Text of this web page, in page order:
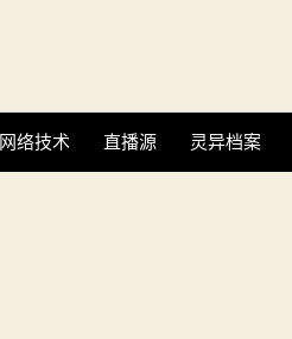
网络技术 直播源 灵异档案